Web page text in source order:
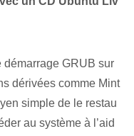
démarrage GRUB sur
dérivées comme Mint
simple de le restau
au système à l’aid